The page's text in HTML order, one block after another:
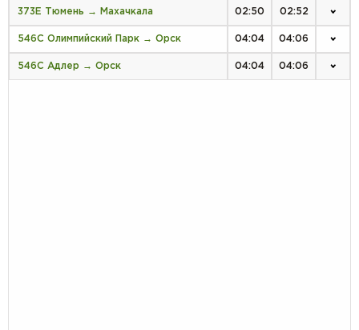
373Е Тюмень → Махачкала 02:50 02:52
546С Олимпийский Парк → Орск 04:04 04:06
546С Адлер → Орск 04:04 04:06